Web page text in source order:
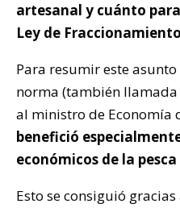
artesanal y cuánto
Ley de Fraccionamiento
Para resumir este
norma (también llamada
al ministro de Economía
benefició
económicos de la
Esto se consiguió